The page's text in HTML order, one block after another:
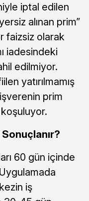
iptal edilen
alınan prim”
faizsiz olarak
iadesindeki
edilmiyor.
yatırılmamış
prim
60 gün içinde
iş